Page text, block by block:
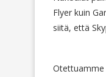
Flyer kuin
siitä, että
Otettuamme